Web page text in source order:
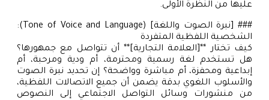
عليها من النظرة الأولى.
### [نبرة الصوت واللغة] (Tone of Voice and Language):
الشخصية اللفظية المتفردة
كيف تختار **[العلامة التجارية]** أن تتواصل مع جمهورها؟
هل تستخدم لغة رسمية ومحترمة، أم ودية ومرحبة، أم
إبداعية ومحفزة، أم مباشرة وواضحة؟ إن تحديد نبرة الصوت
والأسلوب اللغوي بدقة يضمن أن جميع الاتصالات اللفظية،
من منشورات وسائل التواصل الاجتماعي إلى النصوص